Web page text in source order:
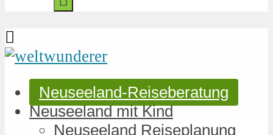
Neuseeland-Reiseberatung
Neuseeland mit Kind
Neuseeland Reiseplanung